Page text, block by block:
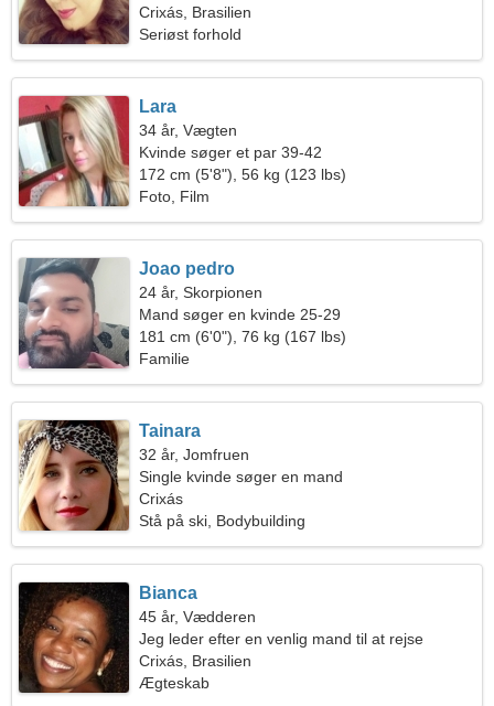
Crixás, Brasilien
Seriøst forhold
Lara
34 år, Vægten
Kvinde søger et par 39-42
172 cm (5'8"), 56 kg (123 lbs)
Foto, Film
Joao pedro
24 år, Skorpionen
Mand søger en kvinde 25-29
181 cm (6'0"), 76 kg (167 lbs)
Familie
Tainara
32 år, Jomfruen
Single kvinde søger en mand
Crixás
Stå på ski, Bodybuilding
Bianca
45 år, Vædderen
Jeg leder efter en venlig mand til at rejse
Crixás, Brasilien
Ægteskab